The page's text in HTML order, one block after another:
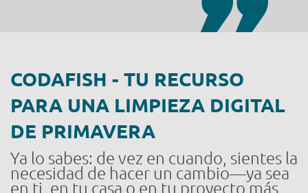
CODAFISH - TU RECURSO
PARA UNA LIMPIEZA DIGITAL
DE PRIMAVERA
Ya lo sabes: de vez en cuando, sientes la
necesidad de hacer un cambio—ya sea
en ti, en tu casa o en tu proyecto más